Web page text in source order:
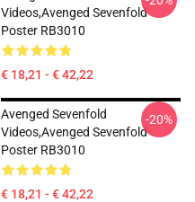
Videos,avenged Sevenfold
Poster RB3010
€ 18,21 - € 42,22
Avenged Sevenfold
Videos,avenged Sevenfold
Poster RB3010
€ 18,21 - € 42,22
-20%